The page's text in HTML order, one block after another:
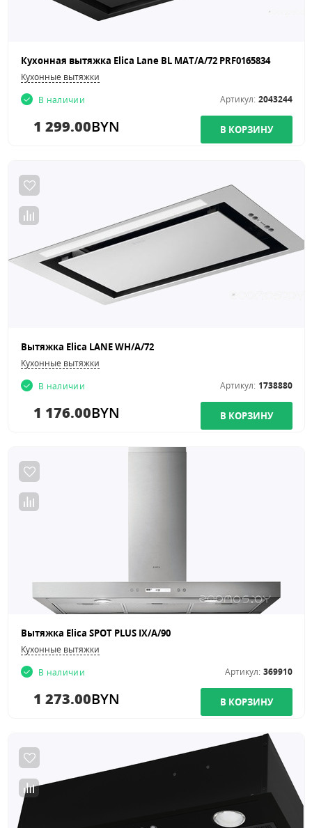
Кухонная вытяжка Elica Lane BL MAT/A/72 PRF0165834
Кухонные вытяжки
В наличии
Артикул: 2043244
1 299.00BYN
Вытяжка Elica LANE WH/А/72
Кухонные вытяжки
В наличии
Артикул: 1738880
1 176.00BYN
Вытяжка Elica SPOT PLUS IX/A/90
Кухонные вытяжки
В наличии
Артикул: 369910
1 273.00BYN